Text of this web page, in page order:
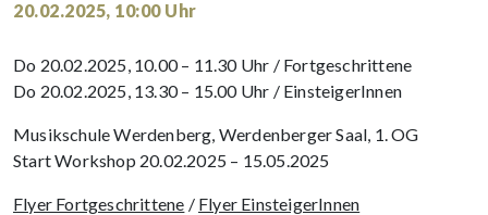
20.02.2025, 10:00Uhr
Do 20.02.2025, 10.00 – 11.30 Uhr / Fortgeschrittene
Do 20.02.2025, 13.30 – 15.00 Uhr / EinsteigerInnen
Musikschule Werdenberg, Werdenberger Saal, 1. OG
Start Workshop 20.02.2025 – 15.05.2025
Flyer Fortgeschrittene / Flyer EinsteigerInnen